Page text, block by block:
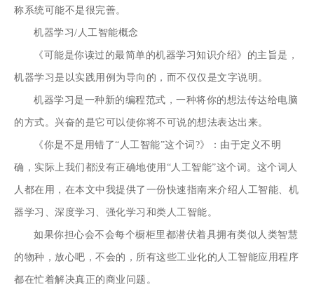
称系统可能不是很完善。
机器学习/人工智能概念
《可能是你读过的最简单的机器学习知识介绍》的主旨是，
机器学习是以实践用例为导向的，而不仅仅是文字说明。
机器学习是一种新的编程范式，一种将你的想法传达给电脑
的方式。兴奋的是它可以使你将不可说的想法表达出来。
《你是不是用错了“人工智能”这个词?》：由于定义不明
确，实际上我们都没有正确地使用“人工智能”这个词。这个词人
人都在用，在本文中我提供了一份快速指南来介绍人工智能、机
器学习、深度学习、强化学习和类人工智能。
如果你担心会不会每个橱柜里都潜伏着具拥有类似人类智慧
的物种，放心吧，不会的，所有这些工业化的人工智能应用程序
都在忙着解决真正的商业问题。